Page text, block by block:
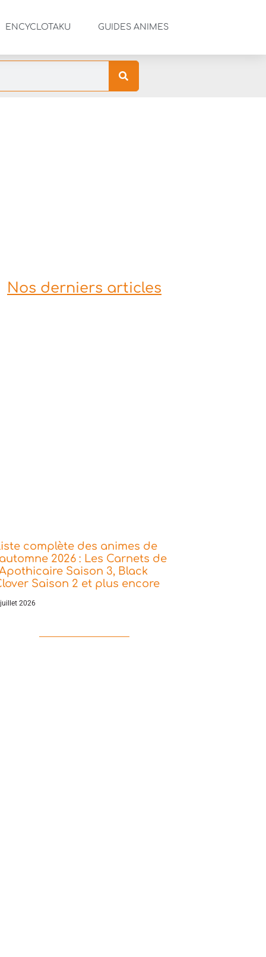
ENCYCLOTAKU GUIDES ANIMES
Nos derniers articles
complète des animes de
2026 : Les Carnets de
Saison 3, Black
Saison 2 et plus encore
2026